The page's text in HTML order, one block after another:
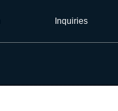
Inquiries